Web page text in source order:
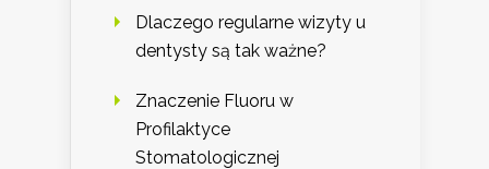
Dlaczego regularne wizyty u
dentysty są tak ważne?
Znaczenie Fluoru w
Profilaktyce
Stomatologicznej